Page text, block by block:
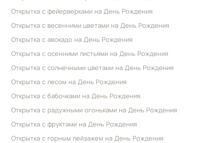
Открытка с фейерверками на День Рождения
Открытка с весенними цветами на День Рождения
Открытка с авокадо на День Рождения
Открытка с осенними листьями на День Рождения
Открытка с солнечными цветами на День Рождения
Открытка с лесом на День Рождения
Открытка с бабочками на День Рождения
Открытка с радужными огоньками на День Рождения
Открытка с фруктами на День Рождения
Открытка с горным пейзажем на День Рождения